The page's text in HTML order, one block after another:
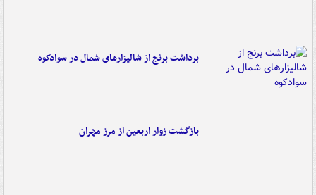
برداشت برنج از شالیزارهای شمال در سوادکوه
بازگشت زوار اربعین از مرز مهران